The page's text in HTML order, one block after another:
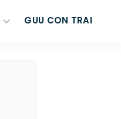
GUU CON TRAI